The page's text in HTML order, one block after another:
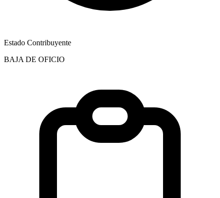
Estado Contribuyente
BAJA DE OFICIO